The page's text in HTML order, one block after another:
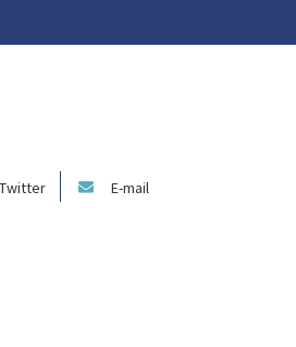
Twitter E-mail